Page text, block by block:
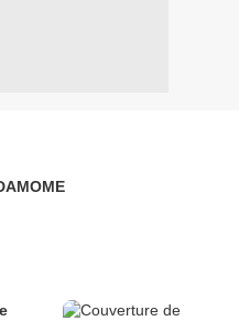
CARDAMOME